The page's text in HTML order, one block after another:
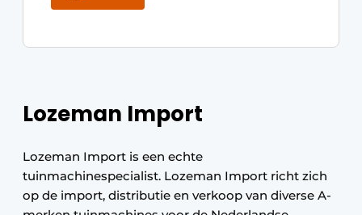
Lozeman Import
Lozeman Import is een echte
tuinmachinespecialist. Lozeman Import richt zich
op de import, distributie en verkoop van diverse A-